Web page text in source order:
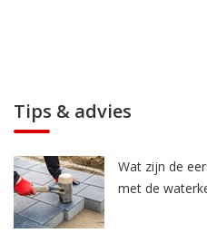
Tips & advies
Wat zijn de
met de